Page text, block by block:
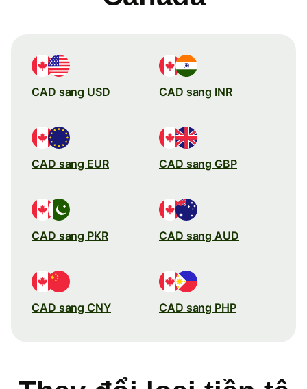
CAD sang USD CAD sang INR
CAD sang EUR CAD sang GBP
CAD sang PKR CAD sang AUD
CAD sang CNY CAD sang PHP